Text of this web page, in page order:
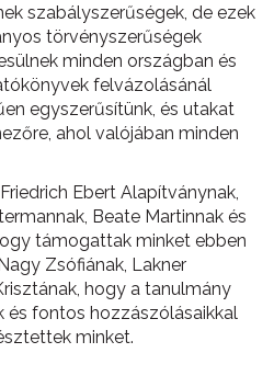
szabályszerűségek, de ezek
törvényszerűségek
minden országban és
felvázolásánál
egyszerűsítünk, és utakat
ahol valójában minden
Ebert Alapítványnak,
Beate Martinnak és
támogattak minket ebben
Zsófiának, Lakner
hogy a tanulmány
fontos hozzászólásaikkal
minket.